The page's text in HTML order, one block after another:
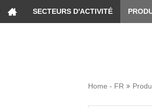
Show
SECTEURS D'ACTIVITÉ
Home - FR